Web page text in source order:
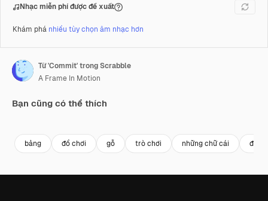
Nhạc miễn phí được đề xuất
Khám phá nhiều tùy chọn âm nhạc hơn
Từ 'Commit' trong Scrabble
A Frame In Motion
Bạn cũng có thể thích
bảng đồ chơi gỗ trò chơi những chữ cái đồ